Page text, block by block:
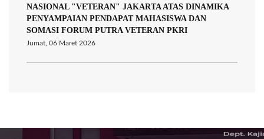
NASIONAL "VETERAN" JAKARTA ATAS DINAMIKA
PENYAMPAIAN PENDAPAT MAHASISWA DAN
SOMASI FORUM PUTRA VETERAN PKRI
Jumat, 06 Maret 2026